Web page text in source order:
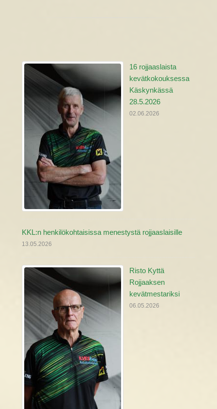
16 rojjaaslaista
kevätkokouksessa
Käskynkässä
28.5.2026
02.06.2026
KKL:n henkilökohtaisissa menestystä rojjaaslaisille
13.05.2026
Risto Kyttä
Rojjaaksen
kevätmestariksi
06.05.2026